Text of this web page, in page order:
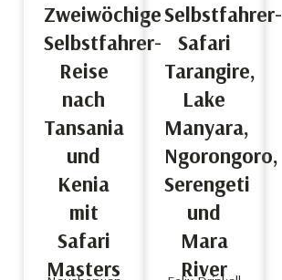
Zweiwöchige
Selbstfahrer-
Reise
nach
Tansania
und
Kenia
mit
Safari
Masters
Selbstfahrer-
Safari
Tarangire,
Lake
Manyara,
Ngorongoro,
Serengeti
und
Mara
River